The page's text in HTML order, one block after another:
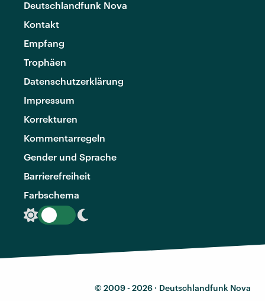
Deutschlandfunk Nova
Kontakt
Empfang
Trophäen
Datenschutzerklärung
Impressum
Korrekturen
Kommentarregeln
Gender und Sprache
Barrierefreiheit
Farbschema
© 2009 - 2026 · Deutschlandfunk Nova